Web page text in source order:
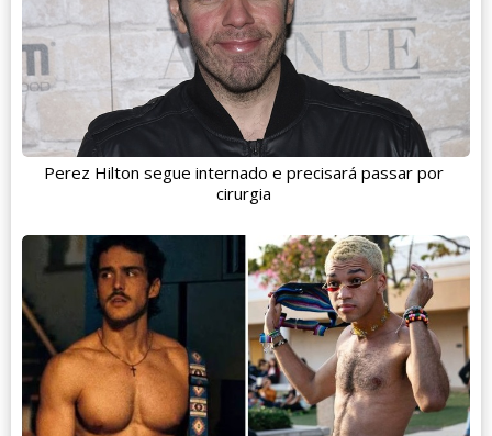
Perez Hilton segue internado e precisará passar por
cirurgia